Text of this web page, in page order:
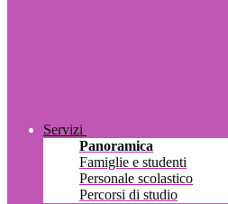
Servizi
Panoramica
Famiglie e studenti
Personale scolastico
Percorsi di studio